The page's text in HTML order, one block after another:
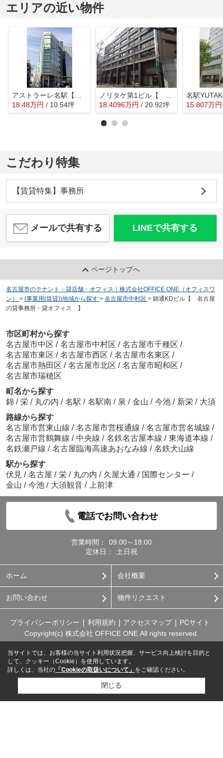
エリアの近い物件
18.48万円 / 10.54坪
18.4096万円 / 20.92坪 15.807万円
こだわり特集
【賃貸特集】事務所
メールで共有する LINEで共有する
ページトップへ
名古屋市のテナント・貸店舗・オフィス｜株式会社OFFICE ONE（オフィスワ
ン）
> (事業用(賃貸))地域から探す > 名古屋市中村区 > 錦通KDビル【 名古屋
の貸事務所・貸オフィス 】
市区町村から探す
名古屋市中区 / 名古屋市中村区 / 名古屋市千種区 /
名古屋市東区 / 名古屋市西区 / 名古屋市名東区 /
名古屋市熱田区 / 名古屋市北区 / 名古屋市昭和区 /
名古屋市瑞穂区
町名から探す
錦 / 栄 / 丸の内 / 名駅 / 名駅南 / 泉 / 金山 / 今池 / 新栄 / 大須
路線から探す
名古屋市営東山線 / 名古屋市営桜通線 / 名古屋市営名城線 /
名古屋市営鶴舞線 / 中央線 / 名鉄名古屋本線 / 東海道本線 /
名鉄瀬戸線 / 名古屋臨海高速あおなみ線 / 名鉄犬山線
駅から探す
伏見 / 名古屋 / 栄 / 丸の内 / 久屋大通 / 国際センター /
金山 / 今池 / 大須観音 / 上前津
電話でお問い合わせ
営業時間：
09:00～18:00
定休日：
土日祝
ホーム 会社概要
お問い合わせ 物件リクエスト
プライバシーポリシー 利用規約 アクセスマップ
PCサイト
Copyright(c) 株式会社 OFFICE ONE All rights reserved.
当サイトでは、お客様の当サイト利用状況把握、サービス向上検討を目的と
して、クッキー（Cookie）を使用しています。
詳しくは、当社の 「Cookieの取扱いについて」 をご確認ください。
閉じる